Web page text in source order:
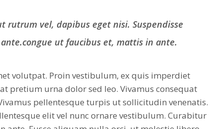
rutrum vel, dapibus eget nisi. Suspendisse
ut faucibus et, mattis in ante.
volutpat. Proin vestibulum, ex quis imperdiet
pretium urna dolor sed leo. Vivamus consequat
pellentesque turpis ut sollicitudin venenatis.
elit vel nunc ornare vestibulum. Curabitur